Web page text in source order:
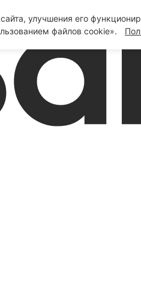
улучшения его
файлов cookie».